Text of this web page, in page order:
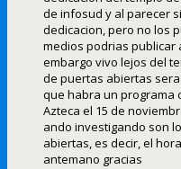
de infosud y al parecer
dedicacion, pero no los
medios podrias publicar
embargo vivo lejos del
de puertas abiertas
que habra un programa
Azteca el 15 de
ando investigando son
abiertas, es decir, el
antemano gracias